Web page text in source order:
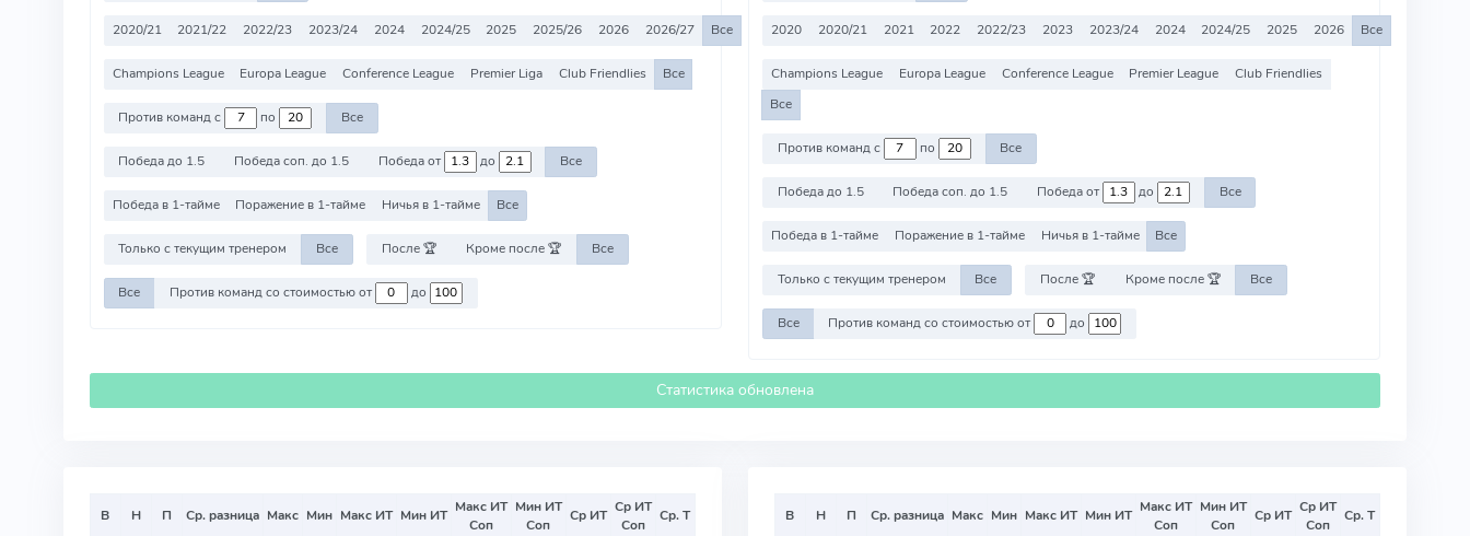
2020/21 2021/22 2022/23 2023/24 2024 2024/25 2025 2025/26 2026 2026/27 Все
Champions League Europa League Conference League Premier Liga Club Friendlies Все
Против команд с по Все
Победа до 1.5 Победа соп. до 1.5 Победа от до Все
Победа в 1-тайме Поражение в 1-тайме Ничья в 1-тайме Все
Только с текущим тренером Все После 🏆 Кроме после 🏆 Все
Все Против команд со стоимостью от до
2020 2020/21 2021 2022 2022/23 2023 2023/24 2024 2024/25 2025 2026 Все
Champions League Europa League Conference League Premier League
Club Friendlies
Все
Против команд с по Все
Победа до 1.5 Победа соп. до 1.5 Победа от до Все
Победа в 1-тайме Поражение в 1-тайме Ничья в 1-тайме Все
Только с текущим тренером Все После 🏆 Кроме после 🏆 Все
Все Против команд со стоимостью от до
Статистика обновлена
В Н П Ср. разница Макс Мин Макс ИТ Мин ИТ Макс ИТ
Соп
Мин ИТ
Соп
Ср ИТ Ср ИТ
Соп
Ср. Т В Н П Ср. разница Макс Мин Макс ИТ Мин ИТ Макс ИТ
Соп
Мин ИТ
Соп
Ср ИТ Ср ИТ
Соп
Ср. Т